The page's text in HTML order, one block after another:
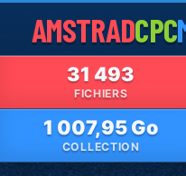
AMSTRADCPC
31 493
FICHIERS
1 007,95 Go
COLLECTION